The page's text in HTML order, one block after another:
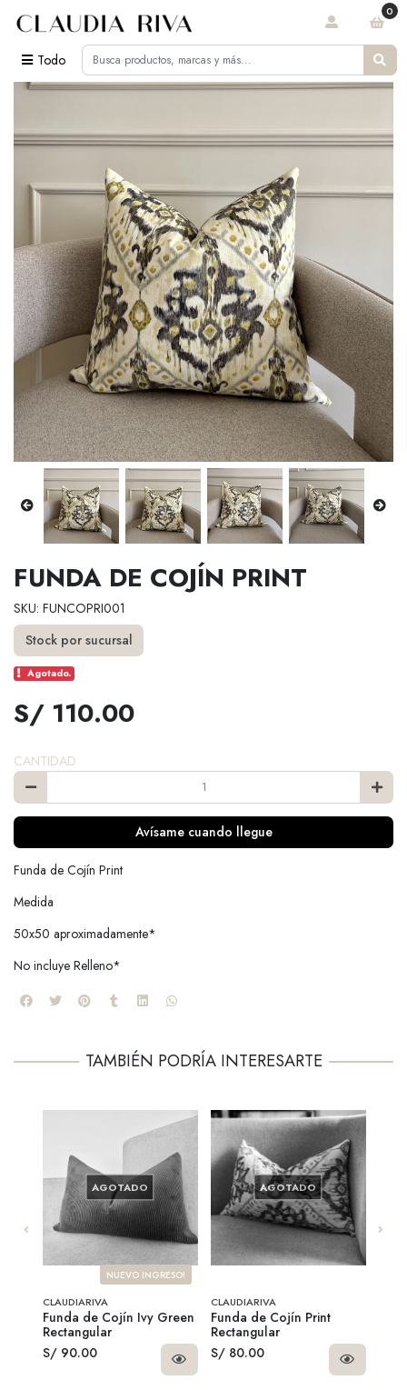
Todo
0
FUNDA DE COJÍN PRINT
SKU: FUNCOPRI001
Stock por sucursal
Agotado.
S/ 110.00
CANTIDAD
Avísame cuando llegue
Funda de Cojín Print
Medida
50x50 aproximadamente*
No incluye Relleno*
TAMBIÉN PODRÍA INTERESARTE
AGOTADO
NUEVO INGRESO!
CLAUDIARIVA
Funda de Cojín Ivy Green
Rectangular
S/ 90.00
AGOTADO
CLAUDIARIVA
Funda de Cojín Print
Rectangular
S/ 80.00